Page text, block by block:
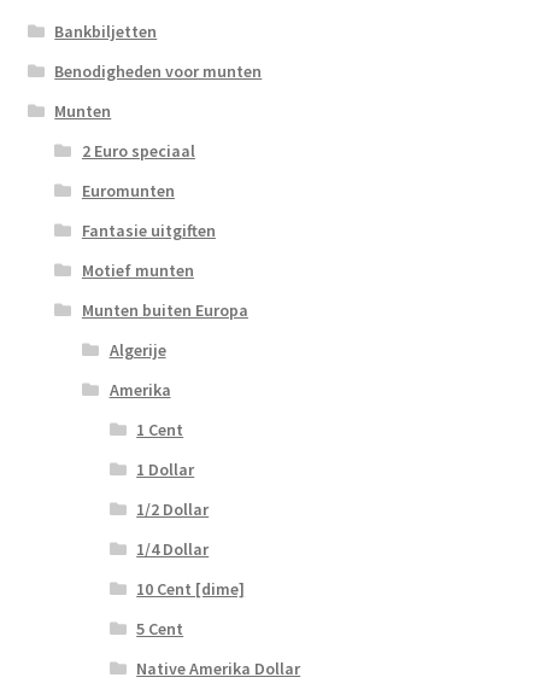
Bankbiljetten
Benodigheden voor munten
Munten
2 Euro speciaal
Euromunten
Fantasie uitgiften
Motief munten
Munten buiten Europa
Algerije
Amerika
1 Cent
1 Dollar
1/2 Dollar
1/4 Dollar
10 Cent [dime]
5 Cent
Native Amerika Dollar